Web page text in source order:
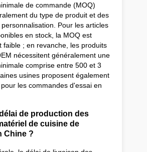
de commande (MOQ)
du type de produit et des
Pour les articles
en stock, la MOQ est
faible ; en revanche, les produits
nécessitent généralement une
comprise entre 500 et 3
usines proposent également
les commandes d'essai en
de production des
de cuisine de
Chine ?